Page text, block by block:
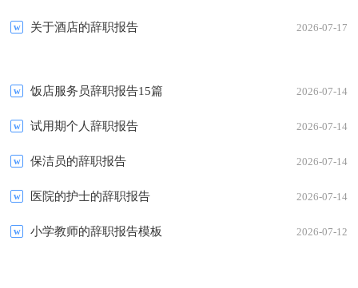
关于酒店的辞职报告 2026-07-17
饭店服务员辞职报告15篇 2026-07-14
试用期个人辞职报告 2026-07-14
保洁员的辞职报告 2026-07-14
医院的护士的辞职报告 2026-07-14
小学教师的辞职报告模板 2026-07-12